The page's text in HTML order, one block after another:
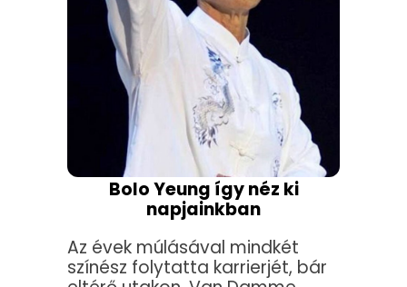
Bolo Yeung így néz ki
napjainkban
Az évek múlásával mindkét
színész folytatta karrierjét, bár